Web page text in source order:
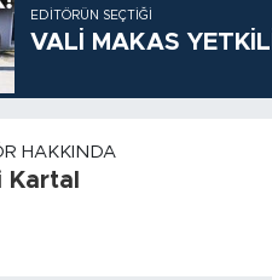
EDITÖRÜN SEÇTIĞI
VALİ MAKAS
HAKKINDA
Kartal